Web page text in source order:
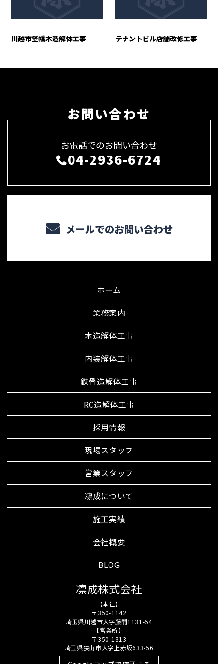
川越市笠幡木造解体工事 テナントビル店舗改修工事
お問い合わせ
お電話でのお問い合わせ
04-2936-6724
メールでのお問い合わせ
ホーム
業務案内
木造解体工事
内装解体工事
鉄骨造解体工事
RC造解体工事
採用情報
現場スタッフ
営業スタッフ
凛成について
施工実績
会社概要
BLOG
凛成株式会社
【本社】
〒350-1142
埼玉県川越市大字藤間1131-54
【営業所】
〒350-1313
埼玉県狭山市大字上赤坂633-56